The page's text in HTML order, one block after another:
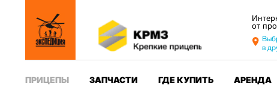
от
в
ПРИЦЕПЫ ЗАПЧАСТИ ГДЕ КУПИТЬ АРЕНДА